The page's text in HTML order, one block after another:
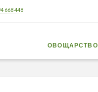
668 448
ОВОЩАРСТВО